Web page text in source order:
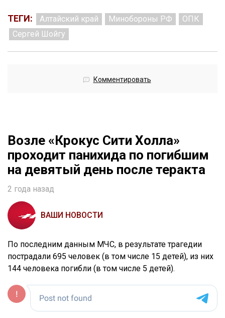
ТЕГИ: Алтайский край Минобороны РФ
ОПК
Сергей Шойгу
Комментировать
Возле «Крокус Сити Холла»
проходит панихида по погибшим
на девятый день после теракта
2 года назад
ВАШИ НОВОСТИ
По последним данным МЧС, в результате трагедии
пострадали 695 человек (в том числе 15 детей), из них
144 человека погибли (в том числе 5 детей).